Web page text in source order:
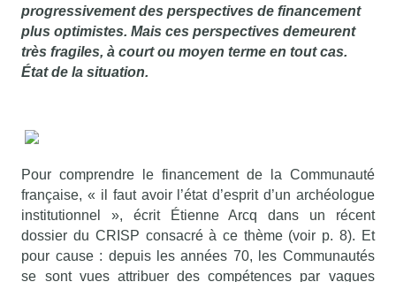
progressivement des perspectives de financement
plus optimistes. Mais ces perspectives demeurent
très fragiles, à court ou moyen terme en tout cas.
État de la situation.
Pour comprendre le financement de la Communauté
française, « il faut avoir l’état d’esprit d’un archéologue
institutionnel », écrit Étienne Arcq dans un récent
dossier du CRISP consacré à ce thème (voir p. 8). Et
pour cause : depuis les années 70, les Communautés
se sont vues attribuer des compétences par vagues